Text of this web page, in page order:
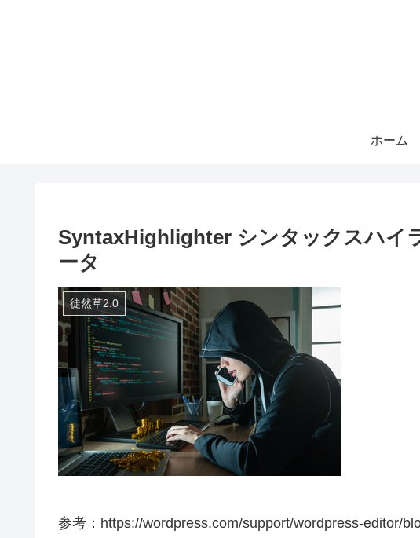
ホーム
SyntaxHighlighter シンタックスハイ
ータ
徒然草2.0
参考：https://wordpress.com/support/wordpress-editor/